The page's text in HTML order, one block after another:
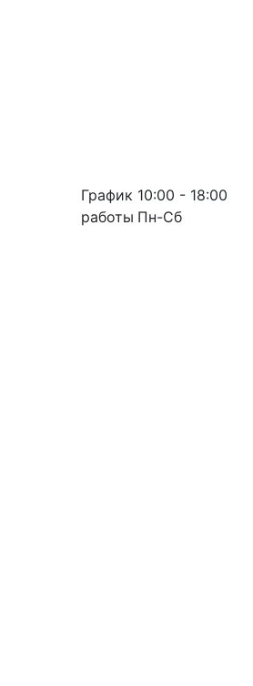
График
работы
10:00 - 18:00
Пн-Сб